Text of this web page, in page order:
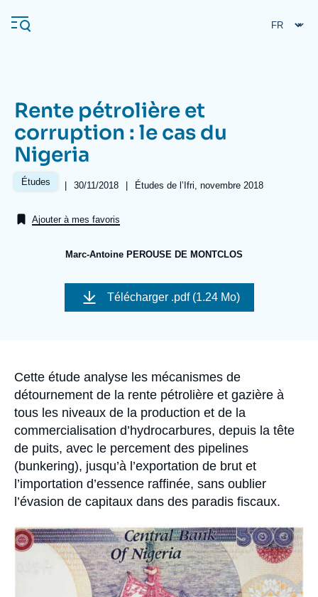
au
contenu
Navigation
principale
L'Ifri
Événements
À propos de l'Ifri
L'Ifri en bref Proche-Orient
Rente pétrolière et
corruption : le cas du
Nigeria
Études |
Date
publication
30/11/2018 | Références
Études de l’Ifri, novembre 2018
Ajouter à mes favoris
Marc-Antoine PEROUSE DE MONTCLOS
Image
couverture
Télécharger .pdf (1.24 Mo)
Accroche
Cette étude analyse les mécanismes de
détournement de la rente pétrolière et gazière à
tous les niveaux de la production et de la
commercialisation d’hydrocarbures, depuis la tête
de puits, avec le percement des pipelines
(bunkering), jusqu’à l’exportation de brut et
l’importation d’essence raffinée, sans oublier
l’évasion de capitaux dans des paradis fiscaux.
Image
principale